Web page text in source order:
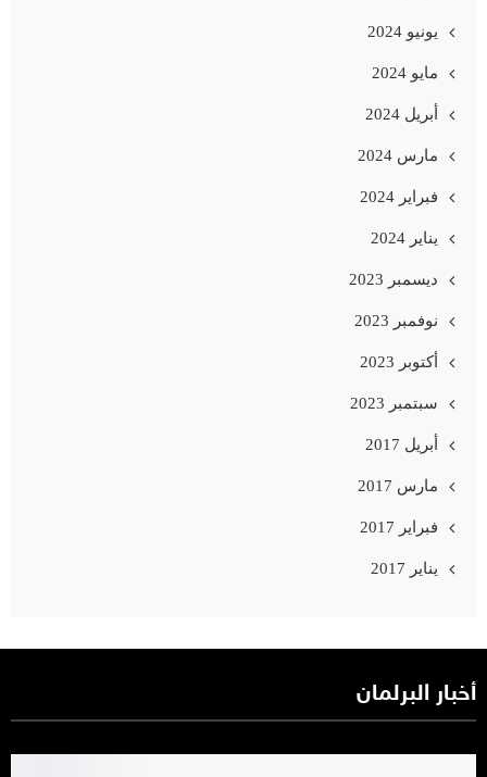
يونيو 2024
مايو 2024
أبريل 2024
مارس 2024
فبراير 2024
يناير 2024
ديسمبر 2023
نوفمبر 2023
أكتوبر 2023
سبتمبر 2023
أبريل 2017
مارس 2017
فبراير 2017
يناير 2017
أخبار البرلمان